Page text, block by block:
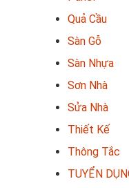
Quả Cầu
Sàn Gỗ
Sàn Nhựa
Sơn Nhà
Sửa Nhà
Thiết Kế
Thông Tắc
TUYỂN